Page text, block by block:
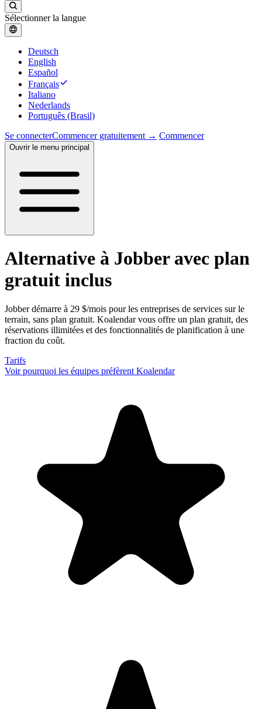
Sélectionner la langue
Deutsch
English
Español
Français
Italiano
Nederlands
Português (Brasil)
Se connecterCommencer gratuitement → Commencer
Ouvrir le menu principal
Alternative à Jobberavec plan
gratuit inclus
Jobber démarre à 29 $/mois pour les entreprises de services sur le
terrain, sans plan gratuit. Koalendar vous offre un plan gratuit, des
réservations illimitées et des fonctionnalités de planification à une
fraction du coût.
Tarifs
Voir pourquoi les équipes préfèrent Koalendar